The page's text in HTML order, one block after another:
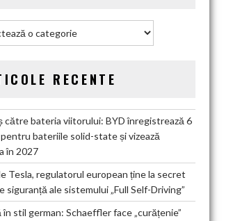
RECENTE
către bateria viitorului: BYD înregistrează 6
bateriile solid-state și vizează
în 2027
Tesla, regulatorul european ține la secret
siguranță ale sistemului „Full Self-Driving”
în stil german: Schaeffler face „curățenie”